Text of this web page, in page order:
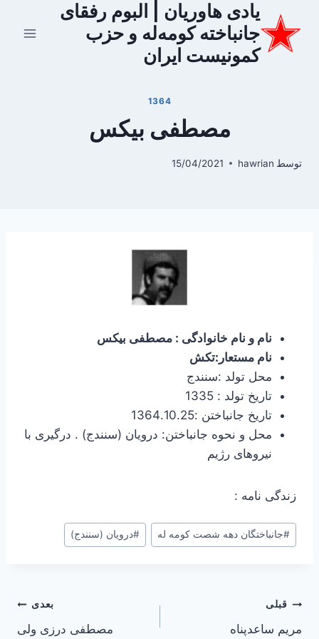
محتوا
یادی هاوریان | البوم رفقای
جانباخته کومه‌له و حزب
کمونیست ایران
1364
مصطفی بیکس
توسط hawrian
15/04/2021
نام و نام خانوادگی : مصطفی بیکس
نام مستعار:تکش
محل تولد :سنندج
تاریخ تولد : 1335
تاریخ جانباختن :1364.10.25
محل و نحوه جانباختن: درویان (سنندج) . درگیری با
نیروهای رژیم
زندگی نامه :
#جانباختگان دهه شصت کومه له #درویان (سنندج)
راهبری
قبلی
مریم ساعدپناه
بعدی
مصطفی درزی ولی